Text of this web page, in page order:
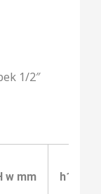
1/2″
w mm h1 w